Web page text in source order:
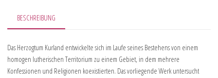
BESCHREIBUNG
Das Herzogtum Kurland entwickelte sich im Laufe seines Bestehens von einem
homogen lutherischen Territorium zu einem Gebiet, in dem mehrere
Konfessionen und Religionen koexistierten. Das vorliegende Werk untersucht